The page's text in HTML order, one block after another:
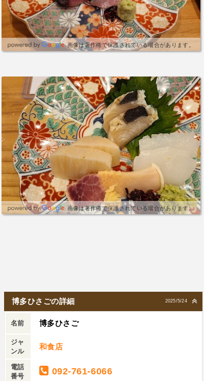
画像は著作権で保護されている場合があります。
画像は著作権で保護されている場合があります。
2025/5/24
博多ひさごの詳細
名前 博多ひさご
ジャ
ンル
和食店
電話
番号
092-761-6066